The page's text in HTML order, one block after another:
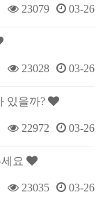
23079 03-26
23028 03-26
있을까?
22972 03-26
요
23035 03-26